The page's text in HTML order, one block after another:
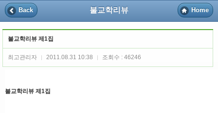
Back 불교학리뷰 Home
불교학리뷰 제1집
최고관리자 2011.08.31 10:38 조회수 : 46246
불교학리뷰 제1집